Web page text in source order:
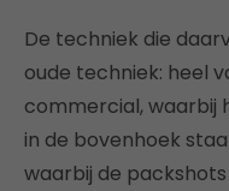
De techniek die
oude techniek: heel
commercial, waarbij
in de bovenhoek
waarbij de